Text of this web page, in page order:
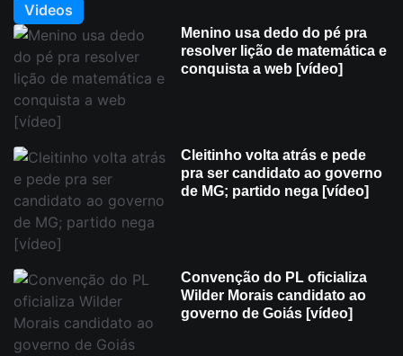
Videos
Menino usa dedo do pé pra
resolver lição de matemática e
conquista a web [vídeo]
Cleitinho volta atrás e pede
pra ser candidato ao governo
de MG; partido nega [vídeo]
Convenção do PL oficializa
Wilder Morais candidato ao
governo de Goiás [vídeo]